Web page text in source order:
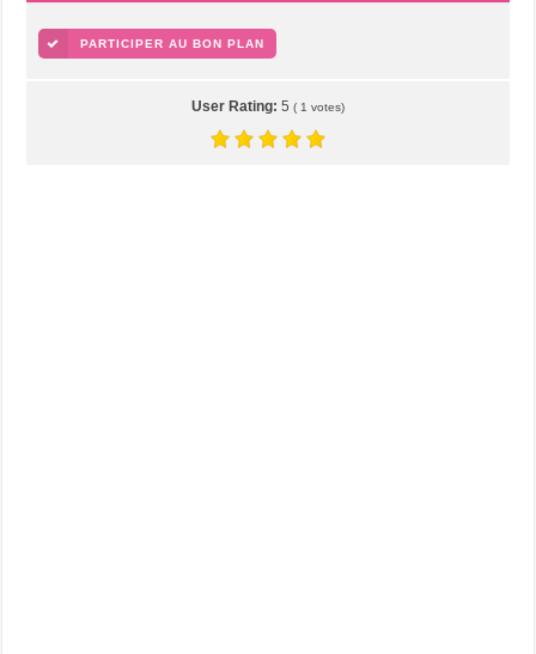
PARTICIPER AU BON PLAN
User Rating: 5 ( 1 votes)